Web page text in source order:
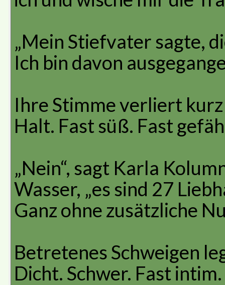
„Mein Stiefvater sagte,
Ich bin davon
Ihre Stimme verliert
Halt. Fast süß. Fast
„Nein“, sagt Karla
Wasser, „es sind 27
Ganz ohne zusätzliche
Betretenes Schweigen
Dicht. Schwer. Fast intim.